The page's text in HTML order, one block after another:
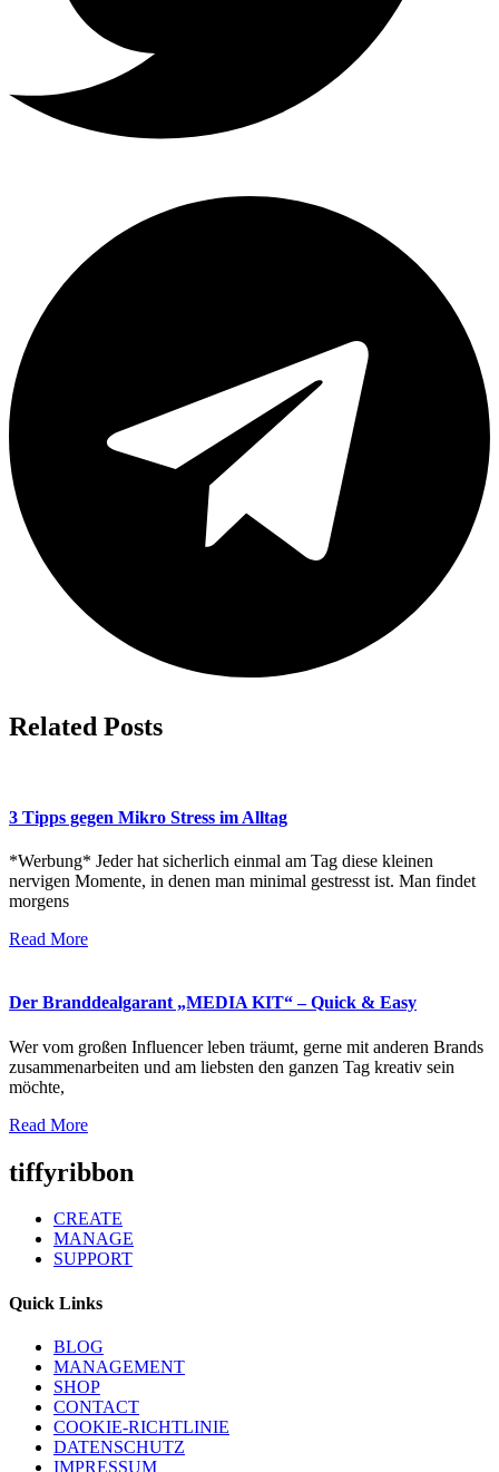
Related Posts
3 Tipps gegen Mikro Stress im Alltag
*Werbung* Jeder hat sicherlich einmal am Tag diese kleinen
nervigen Momente, in denen man minimal gestresst ist. Man findet
morgens
Read More
Der Branddealgarant „MEDIA KIT“ – Quick & Easy
Wer vom großen Influencer leben träumt, gerne mit anderen Brands
zusammenarbeiten und am liebsten den ganzen Tag kreativ sein
möchte,
Read More
tiffyribbon
CREATE
MANAGE
SUPPORT
Quick Links
BLOG
MANAGEMENT
SHOP
CONTACT
COOKIE-RICHTLINIE
DATENSCHUTZ
IMPRESSUM